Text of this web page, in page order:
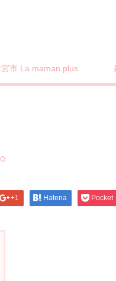
市 La maman plus
+1 Hatena Pocket